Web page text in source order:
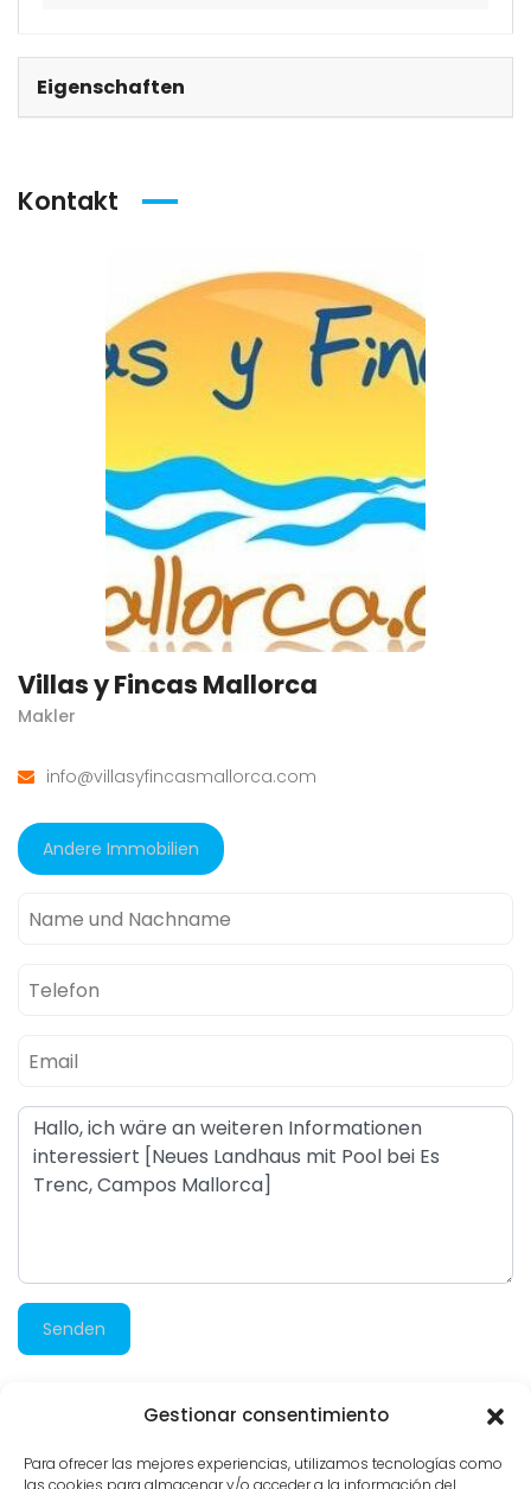
Gestionar consentimiento
Para ofrecer las mejores experiencias, utilizamos tecnologías como
las cookies para almacenar y/o acceder a la información del
Eigenschaften
Kontakt
Villas y Fincas Mallorca
Makler
info@villasyfincasmallorca.com
Andere Immobilien
Senden
273 besuche